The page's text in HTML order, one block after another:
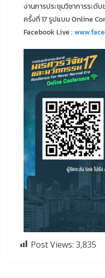
งานการประชุมวิชาการระดั
ครั้งที่ 17 รูปแบบ Online
Facebook Live :
Post Views: 3,835